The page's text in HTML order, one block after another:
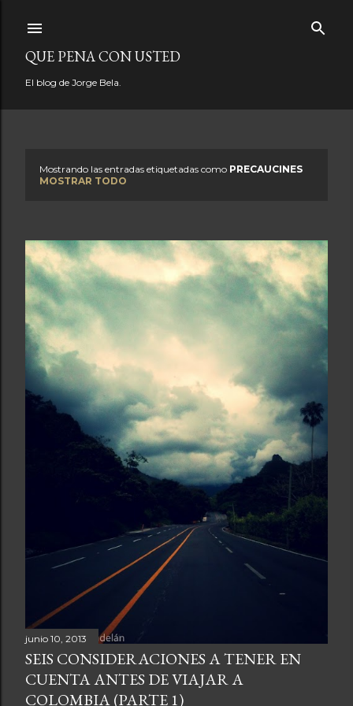
QUE PENA CON USTED
El blog de Jorge Bela.
t
r
a
d
a
s
Mostrando las entradas etiquetadas como PRECAUCINES
MOSTRAR TODO
junio 10, 2013
SEIS CONSIDERACIONES A TENER EN
CUENTA ANTES DE VIAJAR A
COLOMBIA (PARTE 1)